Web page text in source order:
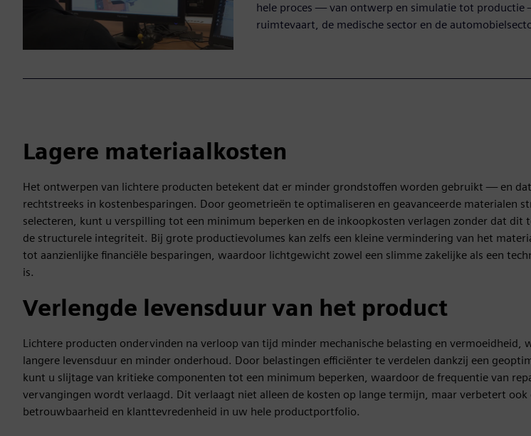
hele proces — van ontwerp en simulatie tot productie
ruimtevaart, de medische sector en de
Lagere materiaalkosten
Het ontwerpen van lichtere producten betekent dat er minder grondstoffen worden gebruikt — en
rechtstreeks in kostenbesparingen. Door geometrieën te optimaliseren en geavanceerde materialen
selecteren, kunt u verspilling tot een minimum beperken en de inkoopkosten verlagen zonder dat dit
de structurele integriteit. Bij grote productievolumes kan zelfs een kleine vermindering van het
tot aanzienlijke financiële besparingen, waardoor lichtgewicht zowel een slimme zakelijke als een
is.
Verlengde levensduur van het product
Lichtere producten ondervinden na verloop van tijd minder mechanische belasting en vermoeidheid,
langere levensduur en minder onderhoud. Door belastingen efficiënter te verdelen dankzij een
kunt u slijtage van kritieke componenten tot een minimum beperken, waardoor de frequentie van
vervangingen wordt verlaagd. Dit verlaagt niet alleen de kosten op lange termijn, maar verbetert ook
betrouwbaarheid en klanttevredenheid in uw hele productportfolio.